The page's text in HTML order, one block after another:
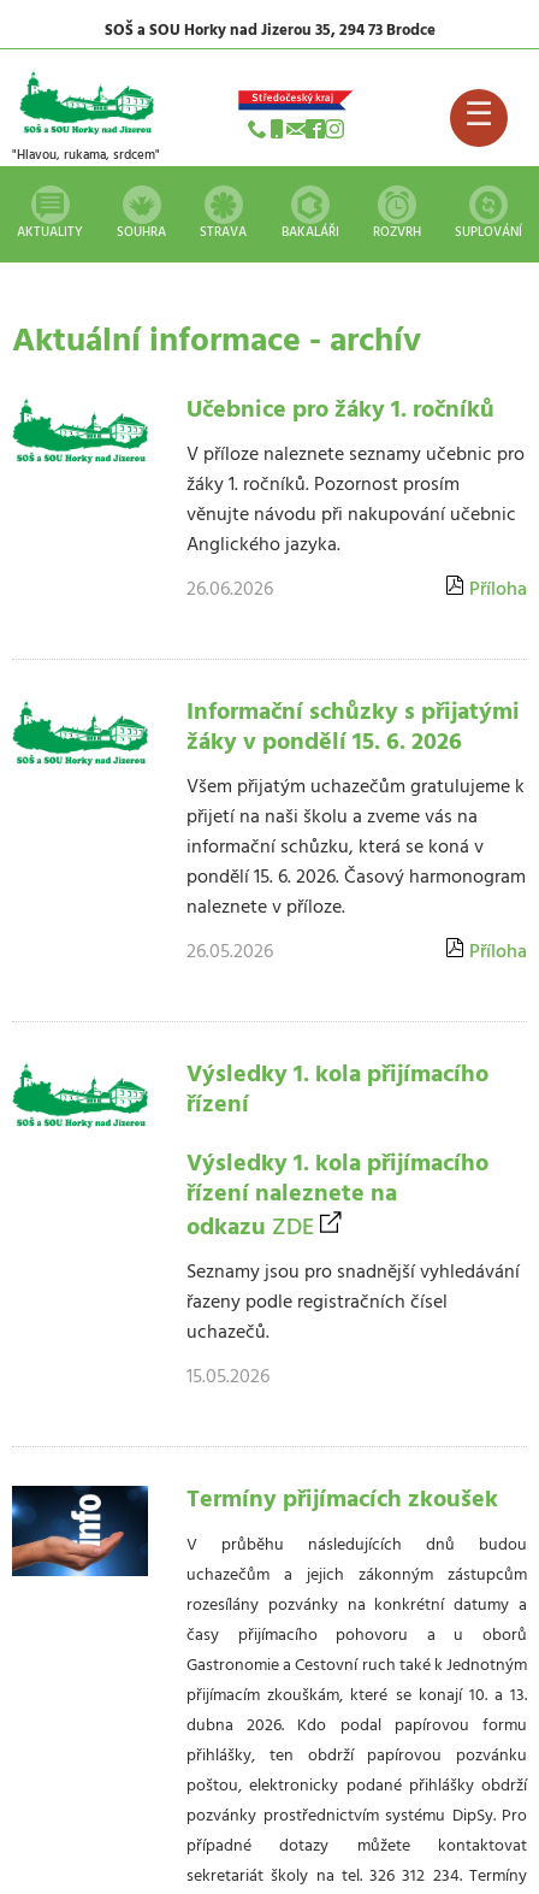
SOŠ a SOU Horky nad Jizerou 35, 294 73 Brodce
"Hlavou, rukama, srdcem"
☰
AKTUALITY SOUHRA STRAVA BAKALÁŘI ROZVRH SUPLOVÁNÍ
Aktuální informace - archív
Učebnice pro žáky 1. ročníků
V příloze naleznete seznamy učebnic pro
žáky 1. ročníků. Pozornost prosím
věnujte návodu při nakupování učebnic
Anglického jazyka.
26.06.2026
Příloha
Informační schůzky s přijatými
žáky v pondělí 15. 6. 2026
Všem přijatým uchazečům gratulujeme k
přijetí na naši školu a zveme vás na
informační schůzku, která se koná v
pondělí 15. 6. 2026. Časový harmonogram
naleznete v příloze.
26.05.2026
Příloha
Výsledky 1. kola přijímacího
řízení
Výsledky 1. kola přijímacího
řízení naleznete na
odkazu ZDE
Seznamy jsou pro snadnější vyhledávání
řazeny podle registračních čísel
uchazečů.
15.05.2026
Termíny přijímacích zkoušek
V průběhu následujících dnů budou
uchazečům a jejich zákonným zástupcům
rozesílány pozvánky na konkrétní datumy a
časy přijímacího pohovoru a u oborů
Gastronomie a Cestovní ruch také k Jednotným
přijímacím zkouškám, které se konají 10. a 13.
dubna 2026. Kdo podal papírovou formu
přihlášky, ten obdrží papírovou pozvánku
poštou, elektronicky podané přihlášky obdrží
pozvánky prostřednictvím systému DipSy. Pro
případné dotazy můžete kontaktovat
sekretariát školy na tel. 326 312 234. Termíny